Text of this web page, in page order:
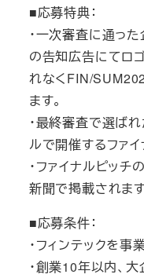
■応募特典：
・一次審査に通っ
の告知広告にてロ
れなくFIN/
ます。
・最終審査で選ば
ルで開催するファ
・ファイナルピッ
新聞で掲載されま
■応募条件：
・フィンテックを事
・創業10年以内、